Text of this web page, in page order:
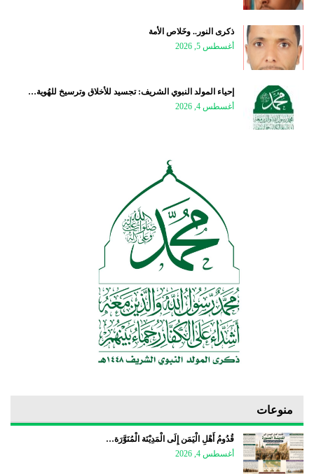
ذكرى النور.. وخَلاص الأمة
أغسطس 5, 2026
إحياء المولد النبوي الشريف: تجسيد للأخلاق وترسيخ للهُوية…
أغسطس 4, 2026
منوعات
قُدُومُ أَهْلِ الْيَمَن إِلَى الْمَدِيْنَة الْمُنَوَّرَة…
أغسطس 4, 2026